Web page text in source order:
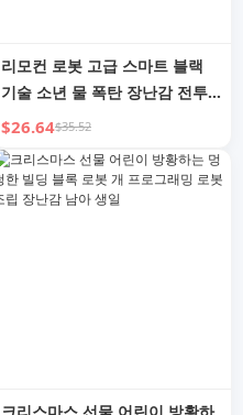
리모컨 로봇 고급 스마트 블랙
기술 소년 물 폭탄 장난감 전투
어린이 2025 음악 소년
$26.64$35.52